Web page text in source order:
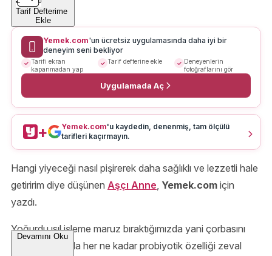
Tarif Defterime
Ekle
Yemek.com'un ücretsiz uygulamasında daha iyi bir
deneyim seni bekliyor
Tarifi ekran
kapanmadan yap
Tarif defterine ekle
Deneyenlerin
fotoğraflarını gör
Uygulamada Aç
+ Yemek.com'u kaydedin, denenmiş, tam ölçülü
tarifleri kaçırmayın.
Hangi yiyeceği nasıl pişirerek daha sağlıklı ve lezzetli hale
getiririm diye düşünen Aşçı Anne, Yemek.com için
yazdı.
Yoğurdu ısıl işleme maruz bıraktığımızda yani çorbasını
hazırladığımızda her ne kadar probiyotik özelliği zeval
Devamını Oku